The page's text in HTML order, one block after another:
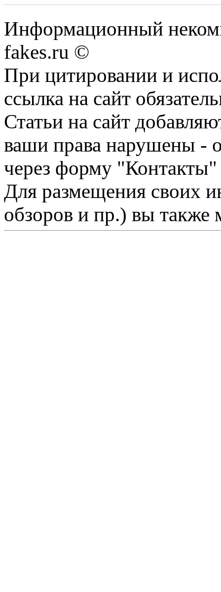
Информационный
fakes.ru ©
При цитировании и
ссылка на сайт
Статьи на сайт
ваши права нарушены -
через форму "Контакты"
Для размещения своих
обзоров и пр.) вы также